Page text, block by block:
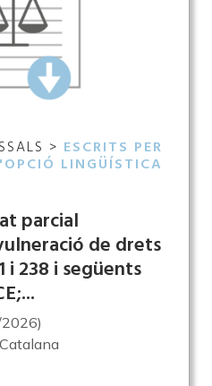
> ESCRITS PER
LINGÜÍSTICA
parcial
de drets
i 238 i següents